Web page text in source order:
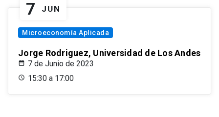
7 JUN
Microeconomía Aplicada
Jorge Rodriguez, Universidad de Los Andes
7 de Junio de 2023
15:30 a 17:00